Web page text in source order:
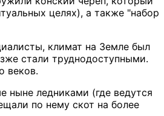
целях), а также "набор
климат на Земле был
стали труднодоступными.
веков.
ныне ледниками (где ведутся
по нему скот на более